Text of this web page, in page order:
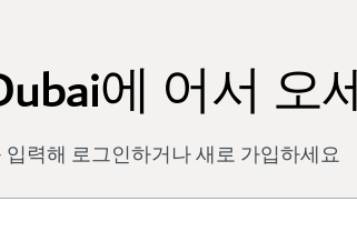
에 어서 오
력해 로그인하거나 새로 가입하세요